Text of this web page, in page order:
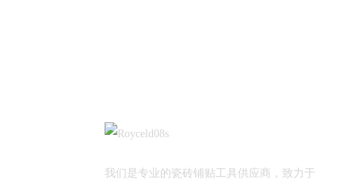
我们是专业的瓷砖铺贴工具供应商，致力于